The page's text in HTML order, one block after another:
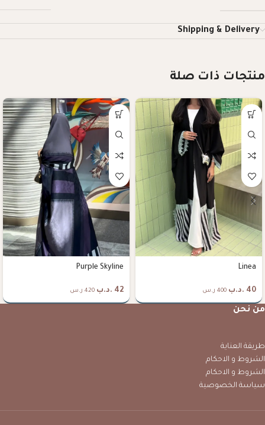
Shipping & Delivery
منتجات ذات صلة
Linea
40 .د.ب 400 ر.س
Purple Skyline
42 .د.ب 420 ر.س
من نحن
طريقة العناية
الشروط و الاحكام
الشروط و الاحكام
سياسة الخصوصية